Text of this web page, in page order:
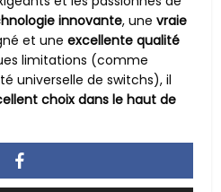
innovante, unevraie
et uneexcellente qualité
limitations (comme
universelle de switchs), il
choix dans le haut de